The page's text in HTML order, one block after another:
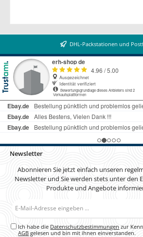
DHL-Packstationen und
Newsletter
Abonnieren Sie jetzt einfach unseren
Newsletter und Sie werden stets unter den
Produkte und Angebote
Ich habe die Datenschutzbestimmungen zur
AGB gelesen und bin mit ihnen einverstanden.